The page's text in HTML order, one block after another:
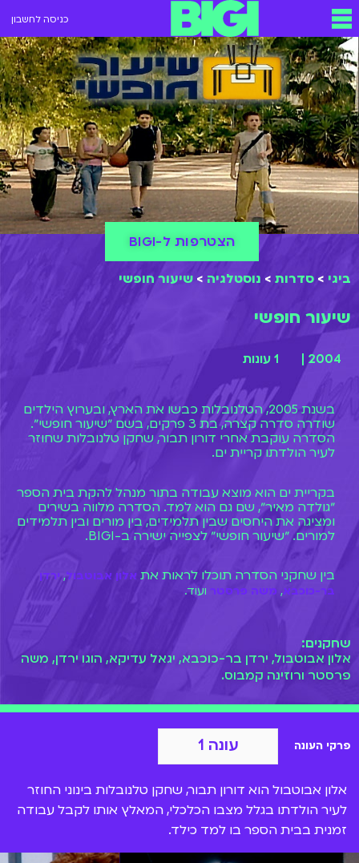
כניסה לחשבון
ביגי > סדרות > נוסטלגיה > שיעור חופשי
שיעור חופשי
2004 | 1 עונות
בשנת 2005, הטלנובלות כבשו את הארץ, ובערוץ הילדים
שודרה סדרה קצרה, בת 3 פרקים, בשם ״שיעור חופשי״.
הסדרה עוקבת אחרי דורון תבור, שחקן טלנובלות שחוזר
לעיר הולדתו קריית ים.
בקריית ים הוא מוצא עבודה בתור מנהל להקת בית הספר
״גולדה מאיר״, שם גם הוא למד. הסדרה מלווה בשירים
ומציגה את היחסים שבין תלמידים, בין מורים ובין תלמידים
למורים. ״שיעור חופשי״ לצפייה ישירה ב-BIGI.
בין שחקני הסדרה תוכלו לראות את אלון אבוטבול,ירדן
בר-כוכבא, משה פרסטר ועוד.
שחקנים:
אלון אבוטבול, ירדן בר-כוכבא, יגאל עדיקא, הוגו ירדן, משה
פרסטר ורוזינה קמבוס.
הצטרפות ל-BIGI
פרקי העונה עונה 1
אלון אבוטבול הוא דורון תבור, שחקן טלנובלות בינוני החוזר
לעיר הולדתו בגלל מצבו הכלכלי, המאלץ אותו לקבל עבודה
זמנית בבית הספר בו למד כילד.